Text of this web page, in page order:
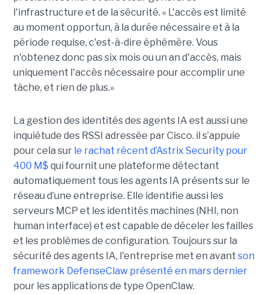
l'infrastructure et de la sécurité. « L'accès est limité
au moment opportun, à la durée nécessaire et à la
période requise, c'est-à-dire éphémère. Vous
n'obtenez donc pas six mois ou un an d'accès, mais
uniquement l'accès nécessaire pour accomplir une
tâche, et rien de plus.»
La gestion des identités des agents IA est aussi une
inquiétude des RSSI adressée par Cisco. il s’appuie
pour cela sur le rachat récent d’Astrix Security pour
400 M$ qui fournit une plateforme détectant
automatiquement tous les agents IA présents sur le
réseau d’une entreprise. Elle identifie aussi les
serveurs MCP et les identités machines (NHI, non
human interface) et est capable de déceler les failles
et les problèmes de configuration. Toujours sur la
sécurité des agents IA, l'entreprise met en avant son
framework DefenseClaw présenté en mars dernier
pour les applications de type OpenClaw.